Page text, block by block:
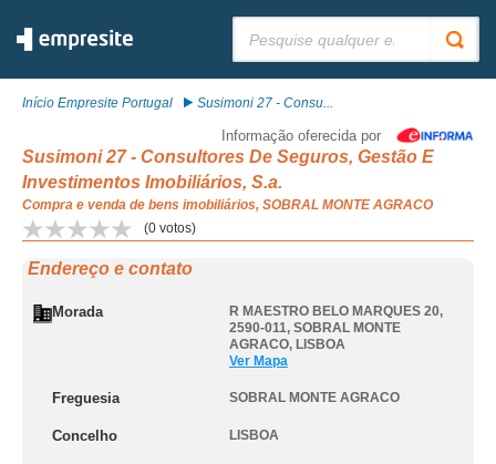
Início Empresite Portugal Susimoni 27 - Consu...
Informação oferecida por
Susimoni 27 - Consultores De Seguros, Gestão E
Investimentos Imobiliários, S.a.
Compra e venda de bens imobiliários, SOBRAL MONTE AGRACO
(0 votos)
Endereço e contato
Morada
R MAESTRO BELO MARQUES 20,
2590-011, SOBRAL MONTE
AGRACO, LISBOA
Ver Mapa
Freguesia SOBRAL MONTE AGRACO
Concelho LISBOA